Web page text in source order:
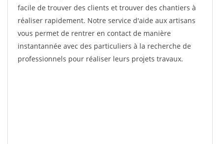
facile de trouver des clients et trouver des chantiers à
réaliser rapidement. Notre service d'aide aux artisans
vous permet de rentrer en contact de manière
instantannée avec des particuliers à la recherche de
professionnels pour réaliser leurs projets travaux.